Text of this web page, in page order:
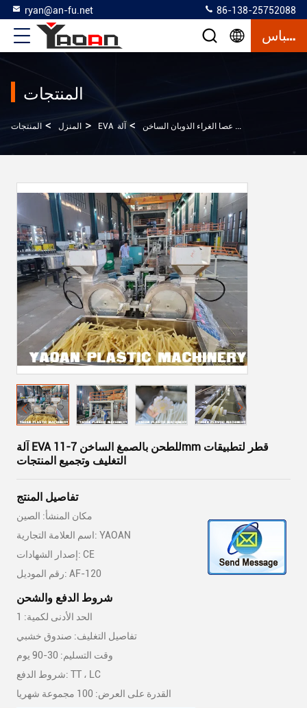
ryan@an-fu.net 86-138-25752088
إقتباس
المنتجات
المنزل > المنتجات > EVA آلة عصا الغراء الذوبان الساخن >
آلة EVA للطحن بالصمغ الساخن 7-11mm قطر لتطبيقات
التغليف وتجميع المنتجات
تفاصيل المنتج
مكان المنشأ: الصين
اسم العلامة التجارية: YAOAN
إصدار الشهادات: CE
رقم الموديل: AF-120
شروط الدفع والشحن
الحد الأدنى لكمية: 1
تفاصيل التغليف: صندوق خشبي
وقت التسليم: 30-90 يوم
شروط الدفع: TT ، LC
القدرة على العرض: 100 مجموعة شهريا